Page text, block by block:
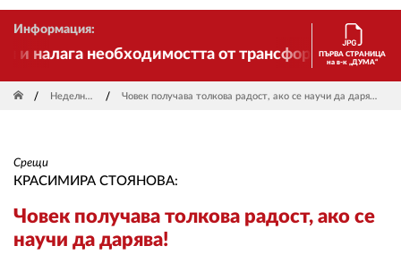
Информация:
необходимостта от трансформации. И ДУМА
ПЪРВА СТРАНИЦА
на в-к „ДУМА“
Неделник Човек получава толкова радост, ако се научи да дарява!
Срещи
КРАСИМИРА СТОЯНОВА:
Човек получава толкова радост, ако се
научи да дарява!
ДРУГИ